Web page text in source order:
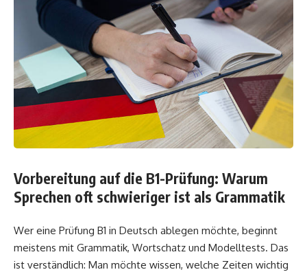
Vorbereitung auf die B1-Prüfung: Warum
Sprechen oft schwieriger ist als Grammatik
Wer eine Prüfung B1 in Deutsch ablegen möchte, beginnt
meistens mit Grammatik, Wortschatz und Modelltests. Das
ist verständlich: Man möchte wissen, welche Zeiten wichtig